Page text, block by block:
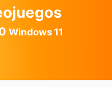
Windows 11